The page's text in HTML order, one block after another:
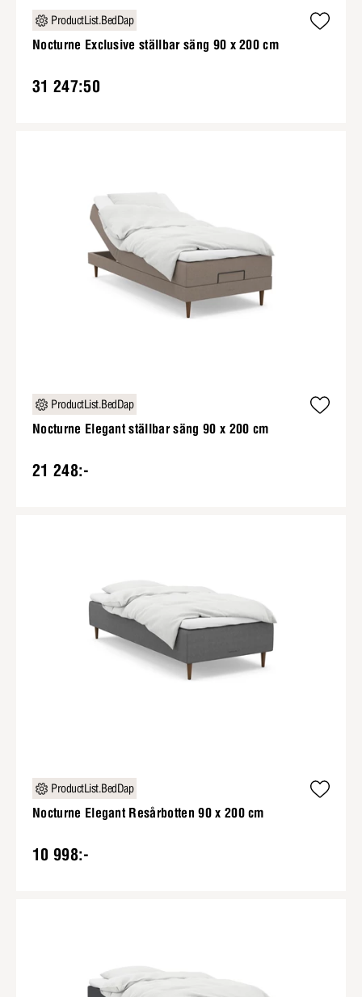
ProductList.BedDap
Nocturne Exclusive ställbar säng 90 x 200 cm
31 247:50
ProductList.BedDap
Nocturne Elegant ställbar säng 90 x 200 cm
21 248:-
ProductList.BedDap
Nocturne Elegant Resårbotten 90 x 200 cm
10 998:-